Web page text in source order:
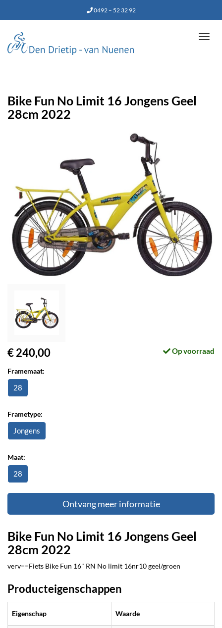
0492 – 52 32 92
Bike Fun No Limit 16 Jongens Geel
28cm 2022
€ 240,00 Op voorraad
Framemaat:
28
Frametype:
Jongens
Maat:
28
Ontvang meer informatie
Bike Fun No Limit 16 Jongens Geel
28cm 2022
verv==Fiets Bike Fun 16" RN No limit 16nr10 geel/groen
Producteigenschappen
Eigenschap Waarde